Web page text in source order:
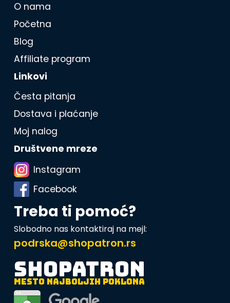
O nama
Početna
Blog
Affiliate program
Linkovi
Česta pitanja
Dostava i plaćanje
Moj nalog
Društvene mreze
Instagram
Facebook
Treba ti pomoć?
Slobodno nas kontaktiraj na mejl:
podrska@shopatron.rs
SHOPATRON
MESTO NAJBOLJIH POKLONA